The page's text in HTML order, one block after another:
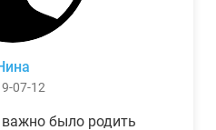
07-12
было родить